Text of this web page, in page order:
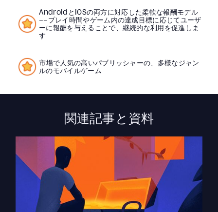
AndroidとiOSの両方に対応した柔軟な報酬モデル
――プレイ時間やゲーム内の達成目標に応じてユーザ
ーに報酬を与えることで、継続的な利用を促進しま
す
市場で人気の高いパブリッシャーの、多様なジャン
ルのモバイルゲーム
関連記事と資料